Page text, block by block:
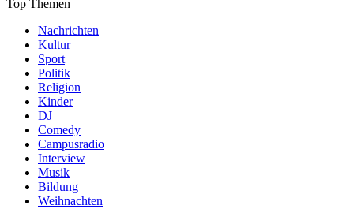
Top Themen
Nachrichten
Kultur
Sport
Politik
Religion
Kinder
DJ
Comedy
Campusradio
Interview
Musik
Bildung
Weihnachten